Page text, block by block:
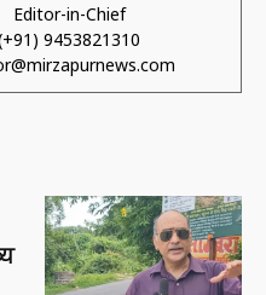
Editor-in-Chief
9453821310